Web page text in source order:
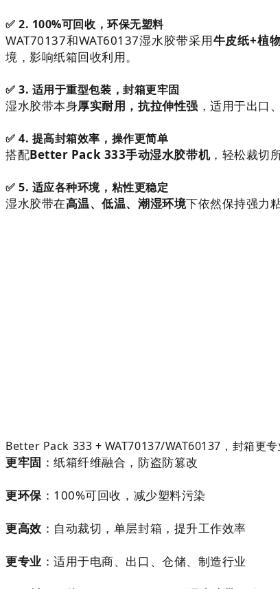
✅ 2. 100%可回收，环保无塑料
WAT70137和WAT60137湿水胶带采用牛皮纸+植
境，影响纸箱回收利用。
✅ 3. 适用于重型包装，封箱更牢固
湿水胶带本身厚实耐用，抗拉伸性强 ，适用于出口
✅ 4. 提高封箱效率，操作更简单
搭配Better Pack 333手动湿水胶带机，轻松裁切
✅ 5. 适应各种环境，粘性更稳定
湿水胶带在高温、低温、潮湿环境下依然保持强力
Better Pack 333 + WAT70137/WAT60137，封箱更专
更牢固 ：纸箱纤维融合，防盗防篡改
更环保：100%可回收，减少塑料污染
更高效 ：自动裁切，单层封箱，提升工作效率
更专业 ：适用于电商、出口、仓储、制造行业